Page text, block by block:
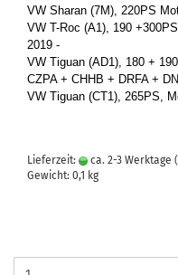
VW Sharan (7M), 220PS
VW T-Roc (A1), 190
2019 -
VW Ti­gu­an (AD1), 180 +
CZPA + CHHB + DRFA +
VW Ti­gu­an (CT1), 265PS,
Lieferzeit: ca. 2-3 Werktage
Gewicht: 0,1 kg